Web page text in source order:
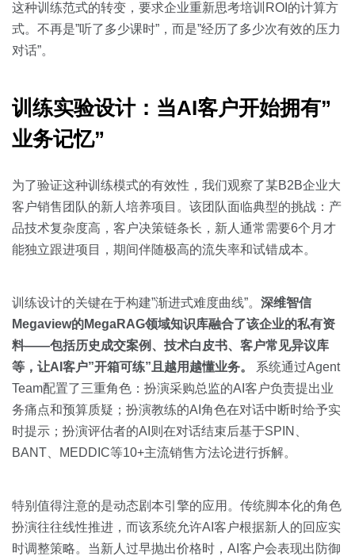
这种训练范式的转变，要求企业重新思考培训ROI的计算方
式。不再是”听了多少课时”，而是”经历了多少次有效的压力
对话”。
训练实验设计：当AI客户开始拥有”
业务记忆”
为了验证这种训练模式的有效性，我们观察了某B2B企业大
客户销售团队的新人培养项目。该团队面临典型的挑战：产
品技术复杂度高，客户决策链条长，新人通常需要6个月才
能独立跟进项目，期间伴随极高的流失率和试错成本。
训练设计的关键在于构建”渐进式难度曲线”。 深维智信
Megaview的MegaRAG领域知识库融合了该企业的私有资
料——包括历史成交案例、技术白皮书、客户常见异议库
等，让AI客户”开箱可练”且越用越懂业务。
系统通过Agent
Team配置了三重角色：扮演采购总监的AI客户负责提出业
务痛点和预算质疑；扮演教练的AI角色在对话中断时给予实
时提示；扮演评估者的AI则在对话结束后基于SPIN、
BANT、MEDDIC等10+主流销售方法论进行拆解。
特别值得注意的是动态剧本引擎的应用。传统脚本化的角色
扮演往往线性推进，而该系统允许AI客户根据新人的回应实
时调整策略。当新人过早抛出价格时，AI客户会表现出防御